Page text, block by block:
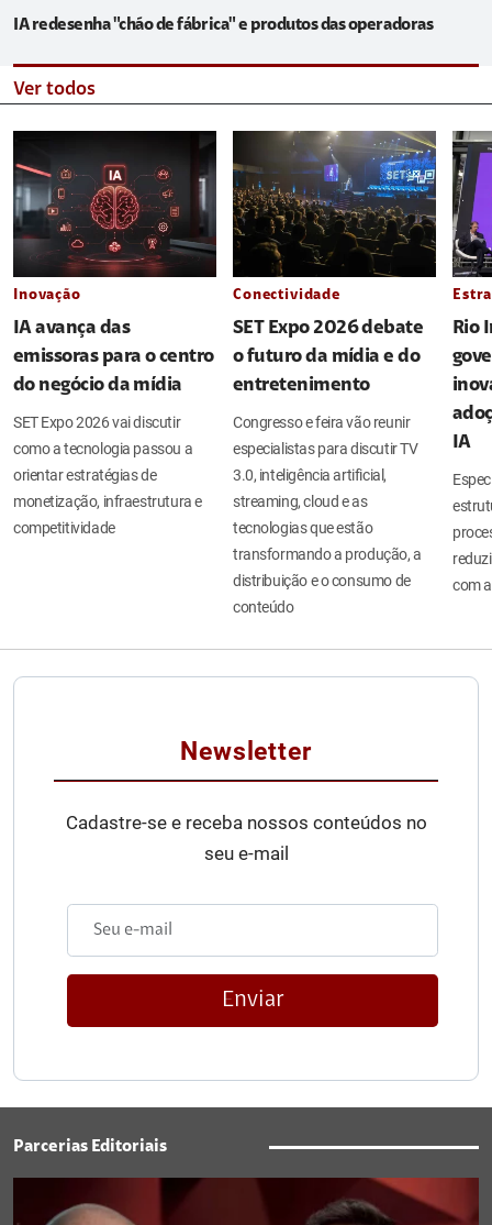
IA redesenha "chão de fábrica" e produtos das operadoras
Ver todos
Inovação
IA avança das
emissoras para o centro
do negócio da mídia
SET Expo 2026 vai discutir
como a tecnologia passou a
orientar estratégias de
monetização, infraestrutura e
competitividade
Conectividade
SET Expo 2026 debate
o futuro da mídia e do
entretenimento
Congresso e feira vão reunir
especialistas para discutir TV
3.0, inteligência artificial,
streaming, cloud e as
tecnologias que estão
transformando a produção, a
distribuição e o consumo de
conteúdo
Rio
IA
com
Newsletter
Cadastre-se e receba nossos conteúdos no
seu e-mail
Enviar
Parcerias Editoriais